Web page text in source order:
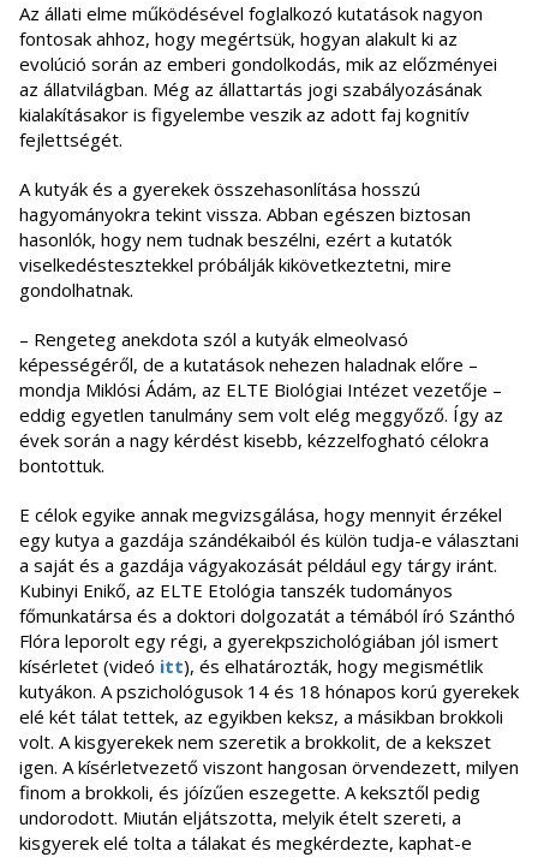
Az állati elme működésével foglalkozó kutatások nagyon
fontosak ahhoz, hogy megértsük, hogyan alakult ki az
evolúció során az emberi gondolkodás, mik az előzményei
az állatvilágban. Még az állattartás jogi szabályozásának
kialakításakor is figyelembe veszik az adott faj kognitív
fejlettségét.
A kutyák és a gyerekek összehasonlítása hosszú
hagyományokra tekint vissza. Abban egészen biztosan
hasonlók, hogy nem tudnak beszélni, ezért a kutatók
viselkedéstesztekkel próbálják kikövetkeztetni, mire
gondolhatnak.
– Rengeteg anekdota szól a kutyák elmeolvasó
képességéről, de a kutatások nehezen haladnak előre –
mondja Miklósi Ádám, az ELTE Biológiai Intézet vezetője –
eddig egyetlen tanulmány sem volt elég meggyőző. Így az
évek során a nagy kérdést kisebb, kézzelfogható célokra
bontottuk.
E célok egyike annak megvizsgálása, hogy mennyit érzékel
egy kutya a gazdája szándékaiból és külön tudja-e választani
a saját és a gazdája vágyakozását például egy tárgy iránt.
Kubinyi Enikő, az ELTE Etológia tanszék tudományos
főmunkatársa és a doktori dolgozatát a témából író Szánthó
Flóra leporolt egy régi, a gyerekpszichológiában jól ismert
kísérletet (videó itt), és elhatározták, hogy megismétlik
kutyákon. A pszichológusok 14 és 18 hónapos korú gyerekek
elé két tálat tettek, az egyikben keksz, a másikban brokkoli
volt. A kisgyerekek nem szeretik a brokkolit, de a kekszet
igen. A kísérletvezető viszont hangosan örvendezett, milyen
finom a brokkoli, és jóízűen eszegette. A keksztől pedig
undorodott. Miután eljátszotta, melyik ételt szereti, a
kisgyerek elé tolta a tálakat és megkérdezte, kaphat-e